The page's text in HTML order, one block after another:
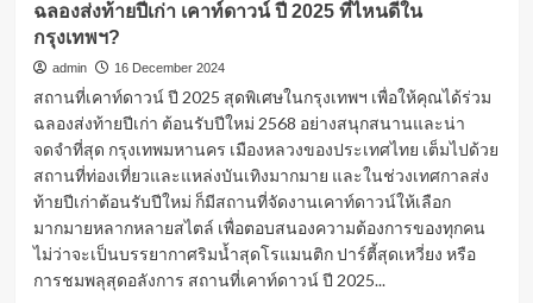
ฉลองส่งท้ายปีเก่า เคาท์ดาวน์ ปี 2025 ที่ไหนดีใน
กรุงเทพฯ?
admin 16 December 2024
สถานที่เคาท์ดาวน์ ปี 2025 สุดพิเศษในกรุงเทพฯ เพื่อให้คุณได้ร่วม
ฉลองส่งท้ายปีเก่า ต้อนรับปีใหม่ 2568 อย่างสนุกสนานและน่า
จดจำที่สุด กรุงเทพมหานคร เมืองหลวงของประเทศไทย เต็มไปด้วย
สถานที่ท่องเที่ยวและแหล่งบันเทิงมากมาย และในช่วงเทศกาลส่ง
ท้ายปีเก่าต้อนรับปีใหม่ ก็มีสถานที่จัดงานเคาท์ดาวน์ให้เลือก
มากมายหลากหลายสไตล์ เพื่อตอบสนองความต้องการของทุกคน
ไม่ว่าจะเป็นบรรยากาศริมน้ำสุดโรแมนติก ปาร์ตี้สุดเหวี่ยง หรือ
การชมพลุสุดอลังการ สถานที่เคาท์ดาวน์ ปี 2025...